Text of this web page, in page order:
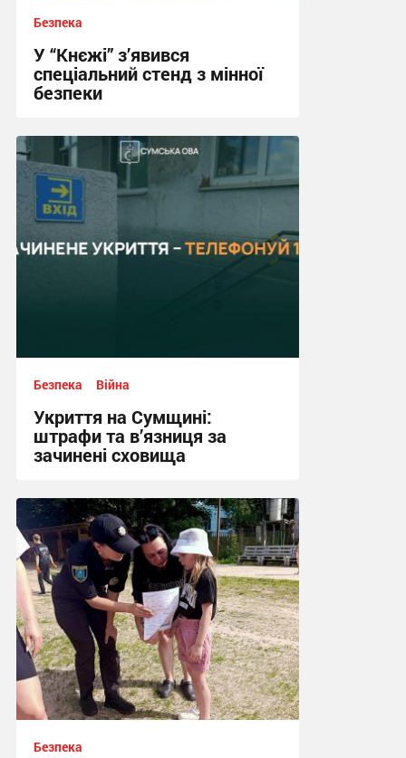
Безпека
У “Кнєжі” з’явився
спеціальний стенд з мінної
безпеки
17:24, 14.07.2026
Безпека Війна
Укриття на Сумщині:
штрафи та в’язниця за
зачинені сховища
12:03, 13.07.2026
Безпека